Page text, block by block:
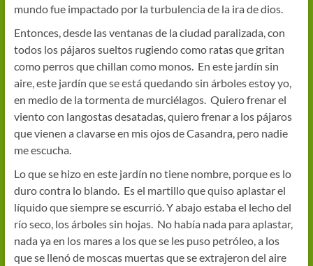
mundo fue impactado por la turbulencia de la ira de dios.
Entonces, desde las ventanas de la ciudad paralizada, con
todos los pájaros sueltos rugiendo como ratas que gritan
como perros que chillan como monos. En este jardín sin
aire, este jardín que se está quedando sin árboles estoy yo,
en medio de la tormenta de murciélagos. Quiero frenar el
viento con langostas desatadas, quiero frenar a los pájaros
que vienen a clavarse en mis ojos de Casandra, pero nadie
me escucha.
Lo que se hizo en este jardín no tiene nombre, porque es lo
duro contra lo blando. Es el martillo que quiso aplastar el
líquido que siempre se escurrió. Y abajo estaba el lecho del
río seco, los árboles sin hojas. No había nada para aplastar,
nada ya en los mares a los que se les puso petróleo, a los
que se llenó de moscas muertas que se extrajeron del aire